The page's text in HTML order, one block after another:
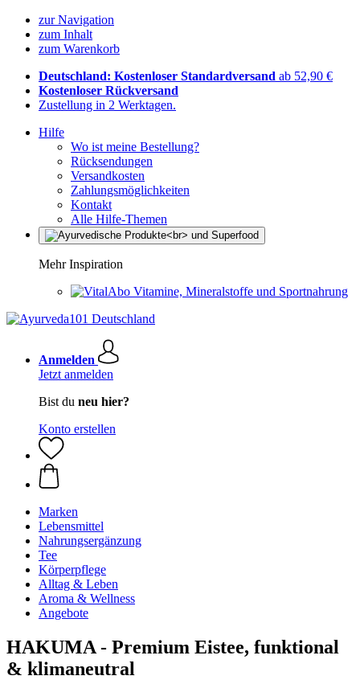
zur Navigation
zum Inhalt
zum Warenkorb
Deutschland: Kostenloser Standardversand ab 52,90 €
Kostenloser Rückversand
Zustellung in 2 Werktagen.
Hilfe
Wo ist meine Bestellung?
Rücksendungen
Versandkosten
Zahlungsmöglichkeiten
Kontakt
Alle Hilfe-Themen
Mehr Inspiration
Vitamine, Mineralstoffe und Sportnahrung
Anmelden
Jetzt anmelden
Bist du neu hier?
Konto erstellen
Marken
Lebensmittel
Nahrungsergänzung
Tee
Körperpflege
Alltag & Leben
Aroma & Wellness
Angebote
HAKUMA - Premium Eistee, funktional
& klimaneutral